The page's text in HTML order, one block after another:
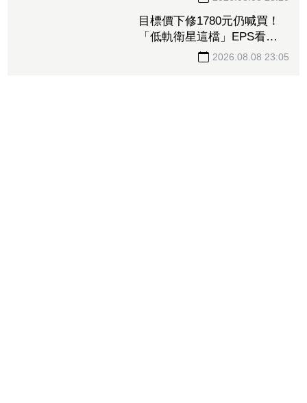
目標價下修1780元仍喊買！
「低軌衛星這檔」EPS看至